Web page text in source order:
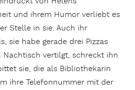
und ihrem Humor verliebt es
Stelle in sie. Auch ihr
sie habe gerade drei Pizzas
Nachtisch vertilgt, schreckt ihn
sie, die als Bibliothekarin
ihre Telefonnummer mit der